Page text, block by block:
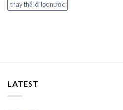
thay thế lõi lọc nước
LATEST